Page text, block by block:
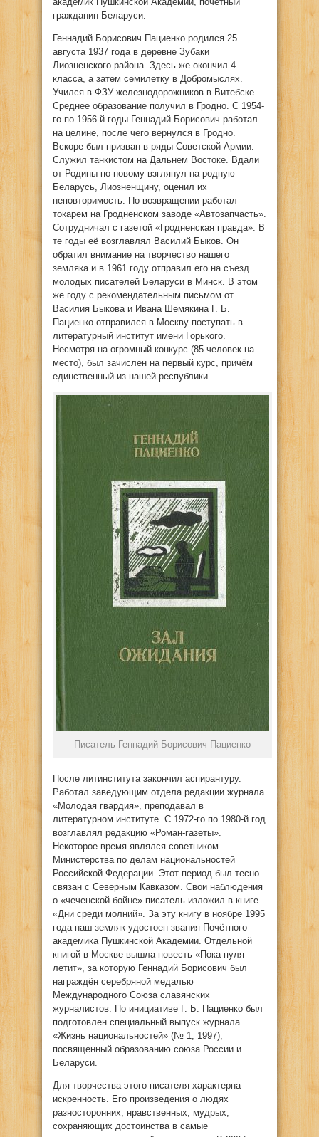
гражданин Беларуси.
Геннадий Борисович Пациенко родился 25
августа 1937 года в деревне Зубаки
Лиозненского района. Здесь же окончил 4
класса, а затем семилетку в Добромыслях.
Учился в ФЗУ железнодорожников в Витебске.
Среднее образование получил в Гродно. С 1954-
го по 1956-й годы Геннадий Борисович работал
на целине, после чего вернулся в Гродно.
Вскоре был призван в ряды Советской Армии.
Служил танкистом на Дальнем Востоке. Вдали
от Родины по-новому взглянул на родную
Беларусь, Лиозненщину, оценил их
неповторимость. По возвращении работал
токарем на Гродненском заводе «Автозапчасть».
Сотрудничал с газетой «Гродненская правда». В
те годы её возглавлял Василий Быков. Он
обратил внимание на творчество нашего
земляка и в 1961 году отправил его на съезд
молодых писателей Беларуси в Минск. В этом
же году с рекомендательным письмом от
Василия Быкова и Ивана Шемякина Г. Б.
Пациенко отправился в Москву поступать в
литературный институт имени Горького.
Несмотря на огромный конкурс (85 человек на
место), был зачислен на первый курс, причём
единственный из нашей республики.
Писатель Геннадий Борисович Пациенко
После литинститута закончил аспирантуру.
Работал заведующим отдела редакции журнала
«Молодая гвардия», преподавал в
литературном институте. С 1972-го по 1980-й год
возглавлял редакцию «Роман-газеты».
Некоторое время являлся советником
Министерства по делам национальностей
Российской Федерации. Этот период был тесно
связан с Северным Кавказом. Свои наблюдения
о «чеченской бойне» писатель изложил в книге
«Дни среди молний». За эту книгу в ноябре 1995
года наш земляк удостоен звания Почётного
академика Пушкинской Академии. Отдельной
книгой в Москве вышла повесть «Пока пуля
летит», за которую Геннадий Борисович был
награждён серебряной медалью
Международного Союза славянских
журналистов. По инициативе Г. Б. Пациенко был
подготовлен специальный выпуск журнала
«Жизнь национальностей» (№ 1, 1997),
посвященный образованию союза России и
Беларуси.
Для творчества этого писателя характерна
искренность. Его произведения о людях
разносторонних, нравственных, мудрых,
сохраняющих достоинства в самые